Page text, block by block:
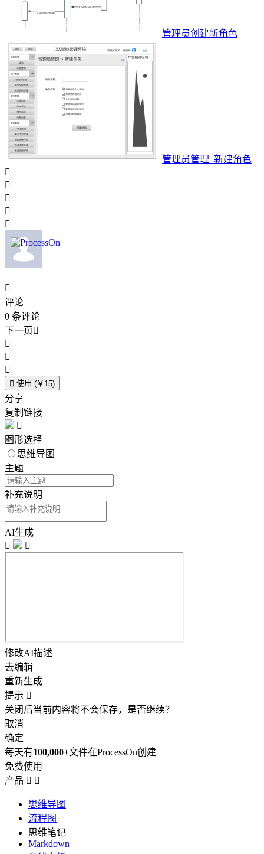
管理员创建新角色
管理员管理_新建角色






评论
0 条评论
下一页



 使用 (￥15)
分享
复制链接

图形选择
思维导图
主题
补充说明
AI生成


修改AI描述
去编辑
重新生成
提示 
关闭后当前内容将不会保存，是否继续？
取消
确定
每天有100,000+文件在ProcessOn创建
免费使用
产品  
思维导图
流程图
思维笔记
Markdown